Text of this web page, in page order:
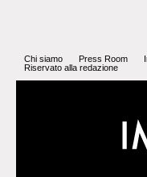
Chi siamo Press Room
Riservato alla redazione